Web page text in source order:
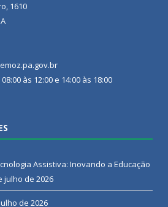
1610
às 12:00 e 14:00 às 18:00
Assistiva: Inovando a Educação
julho de 2026
de 2026